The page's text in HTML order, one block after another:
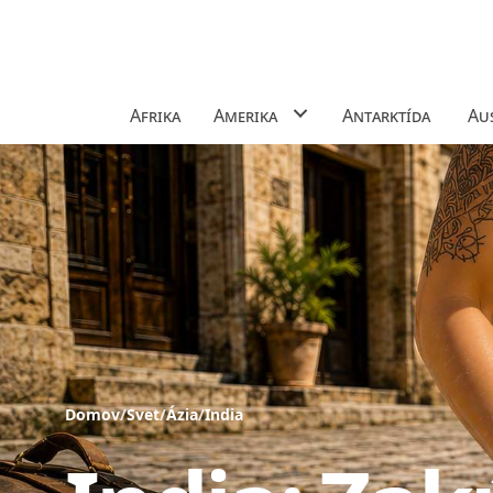
Afrika Amerika Antarktída
Domov/Svet/Ázia/India